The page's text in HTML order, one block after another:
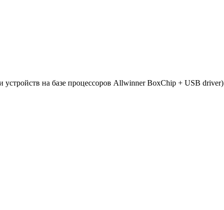
на базе процессоров Allwinner BoxChip + USB driver)